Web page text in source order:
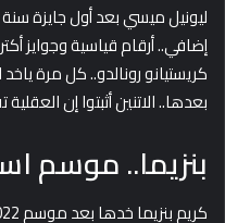
إضافي.. أرقام قياسية وجوايز
كريستيانو رونالدو.. كل مرة
بعدها.. الاتنين أثبتوا إن
بنزيما.. موسم